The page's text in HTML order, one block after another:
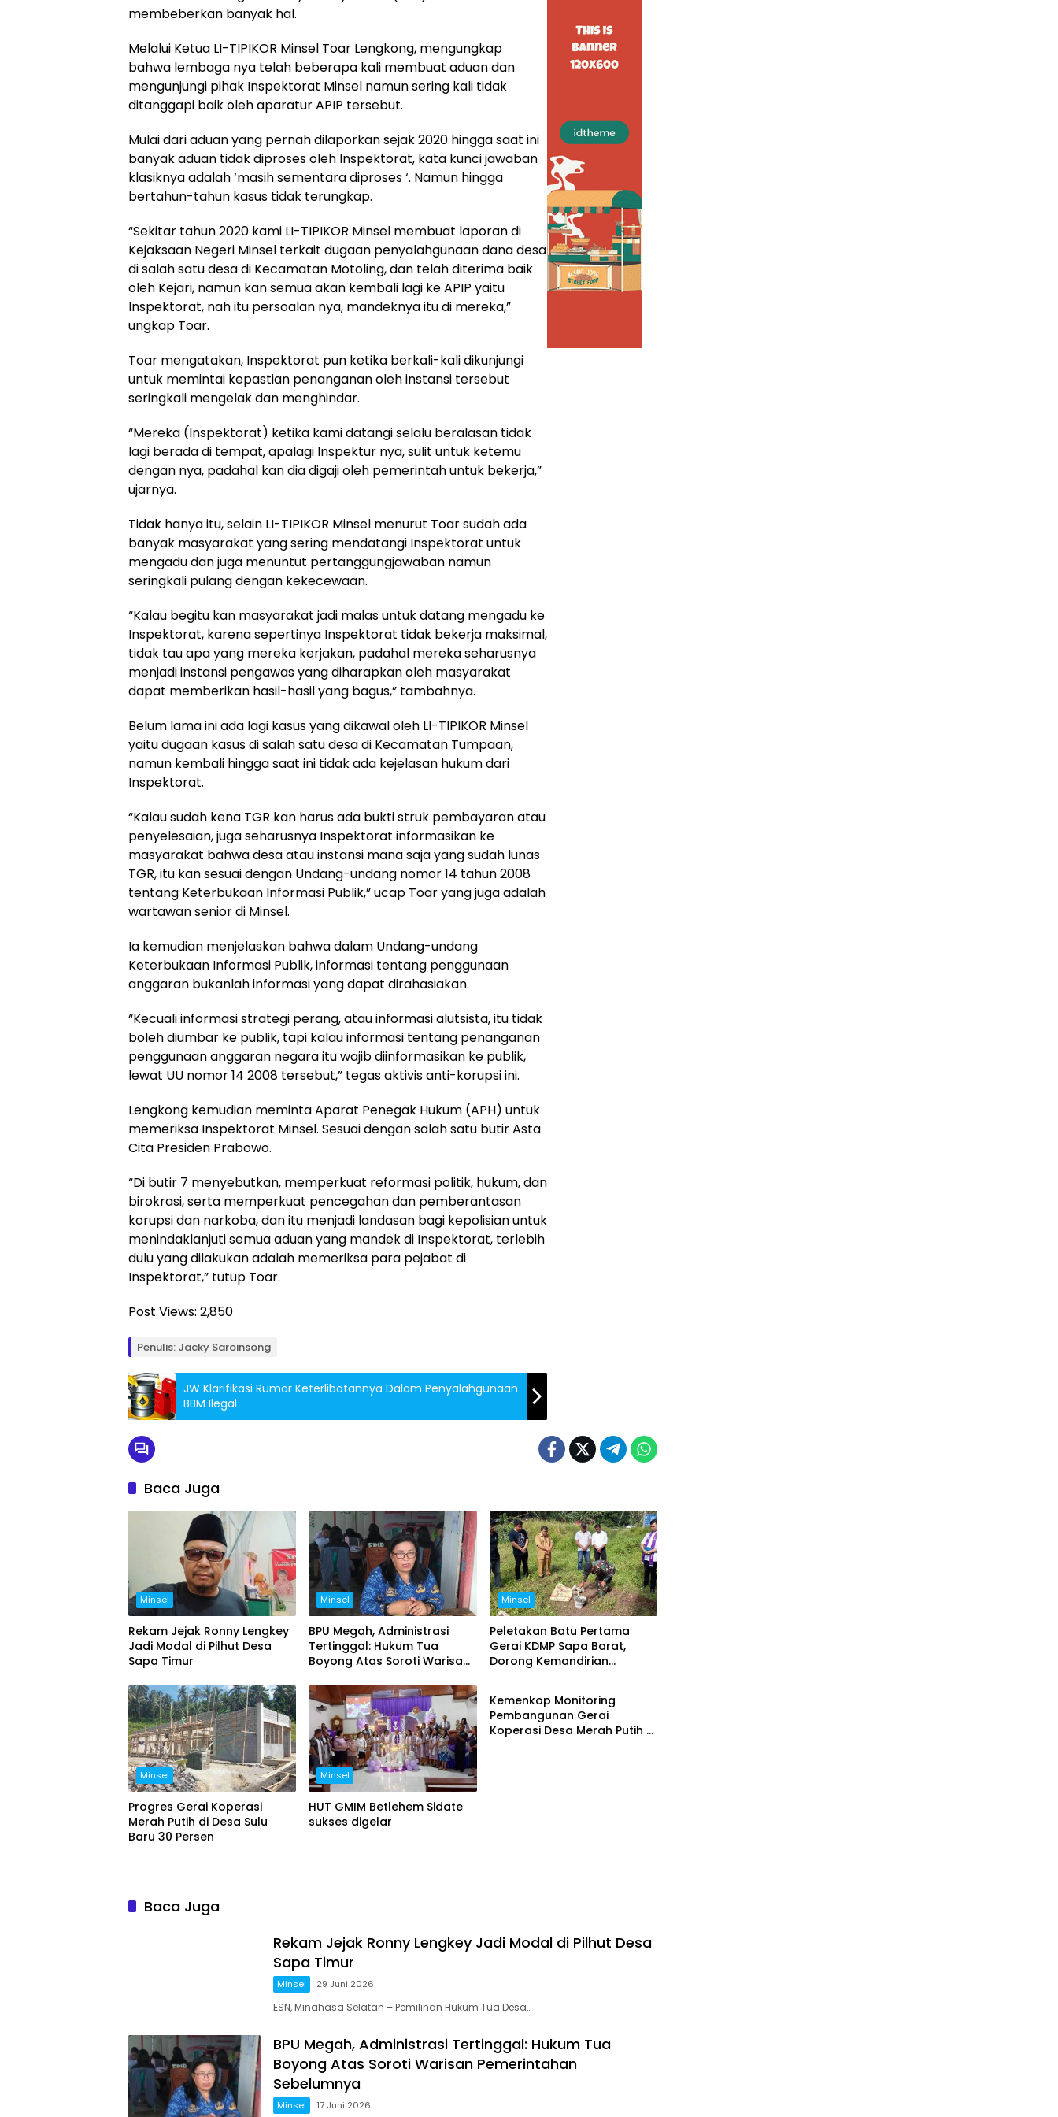
membeberkan banyak hal.
Melalui Ketua LI-TIPIKOR Minsel Toar Lengkong, mengungkap
bahwa lembaga nya telah beberapa kali membuat aduan dan
mengunjungi pihak Inspektorat Minsel namun sering kali tidak
ditanggapi baik oleh aparatur APIP tersebut.
Mulai dari aduan yang pernah dilaporkan sejak 2020 hingga saat ini
banyak aduan tidak diproses oleh Inspektorat, kata kunci jawaban
klasiknya adalah ‘masih sementara diproses ‘. Namun hingga
bertahun-tahun kasus tidak terungkap.
“Sekitar tahun 2020 kami LI-TIPIKOR Minsel membuat laporan di
Kejaksaan Negeri Minsel terkait dugaan penyalahgunaan dana desa
di salah satu desa di Kecamatan Motoling, dan telah diterima baik
oleh Kejari, namun kan semua akan kembali lagi ke APIP yaitu
Inspektorat, nah itu persoalan nya, mandeknya itu di mereka,”
ungkap Toar.
Toar mengatakan, Inspektorat pun ketika berkali-kali dikunjungi
untuk memintai kepastian penanganan oleh instansi tersebut
seringkali mengelak dan menghindar.
“Mereka (Inspektorat) ketika kami datangi selalu beralasan tidak
lagi berada di tempat, apalagi Inspektur nya, sulit untuk ketemu
dengan nya, padahal kan dia digaji oleh pemerintah untuk bekerja,”
ujarnya.
Tidak hanya itu, selain LI-TIPIKOR Minsel menurut Toar sudah ada
banyak masyarakat yang sering mendatangi Inspektorat untuk
mengadu dan juga menuntut pertanggungjawaban namun
seringkali pulang dengan kekecewaan.
“Kalau begitu kan masyarakat jadi malas untuk datang mengadu ke
Inspektorat, karena sepertinya Inspektorat tidak bekerja maksimal,
tidak tau apa yang mereka kerjakan, padahal mereka seharusnya
menjadi instansi pengawas yang diharapkan oleh masyarakat
dapat memberikan hasil-hasil yang bagus,” tambahnya.
Belum lama ini ada lagi kasus yang dikawal oleh LI-TIPIKOR Minsel
yaitu dugaan kasus di salah satu desa di Kecamatan Tumpaan,
namun kembali hingga saat ini tidak ada kejelasan hukum dari
Inspektorat.
“Kalau sudah kena TGR kan harus ada bukti struk pembayaran atau
penyelesaian, juga seharusnya Inspektorat informasikan ke
masyarakat bahwa desa atau instansi mana saja yang sudah lunas
TGR, itu kan sesuai dengan Undang-undang nomor 14 tahun 2008
tentang Keterbukaan Informasi Publik,” ucap Toar yang juga adalah
wartawan senior di Minsel.
Ia kemudian menjelaskan bahwa dalam Undang-undang
Keterbukaan Informasi Publik, informasi tentang penggunaan
anggaran bukanlah informasi yang dapat dirahasiakan.
“Kecuali informasi strategi perang, atau informasi alutsista, itu tidak
boleh diumbar ke publik, tapi kalau informasi tentang penanganan
penggunaan anggaran negara itu wajib diinformasikan ke publik,
lewat UU nomor 14 2008 tersebut,” tegas aktivis anti-korupsi ini.
Lengkong kemudian meminta Aparat Penegak Hukum (APH) untuk
memeriksa Inspektorat Minsel. Sesuai dengan salah satu butir Asta
Cita Presiden Prabowo.
“Di butir 7 menyebutkan, memperkuat reformasi politik, hukum, dan
birokrasi, serta memperkuat pencegahan dan pemberantasan
korupsi dan narkoba, dan itu menjadi landasan bagi kepolisian untuk
menindaklanjuti semua aduan yang mandek di Inspektorat, terlebih
dulu yang dilakukan adalah memeriksa para pejabat di
Inspektorat,” tutup Toar.
Post Views: 2,850
Penulis: Jacky Saroinsong
JW Klarifikasi Rumor Keterlibatannya Dalam Penyalahgunaan
BBM Ilegal
Baca Juga
Minsel
Rekam Jejak Ronny Lengkey
Jadi Modal di Pilhut Desa
Sapa Timur
Minsel
BPU Megah, Administrasi
Tertinggal: Hukum Tua
Boyong Atas Soroti Warisan
Minsel
Peletakan Batu Pertama
Gerai KDMP Sapa Barat,
Dorong Kemandirian
Minsel
Progres Gerai Koperasi
Merah Putih di Desa Sulu
Baru 30 Persen
Minsel
HUT GMIM Betlehem Sidate
sukses digelar
Minsel
Kemenkop Monitoring
Pembangunan Gerai
Koperasi Desa Merah Putih di
Baca Juga
Rekam Jejak Ronny Lengkey Jadi Modal di Pilhut Desa
Sapa Timur
Minsel 29 Juni 2026
ESN, Minahasa Selatan – Pemilihan Hukum Tua Desa…
BPU Megah, Administrasi Tertinggal: Hukum Tua
Boyong Atas Soroti Warisan Pemerintahan
Sebelumnya
Minsel 17 Juni 2026